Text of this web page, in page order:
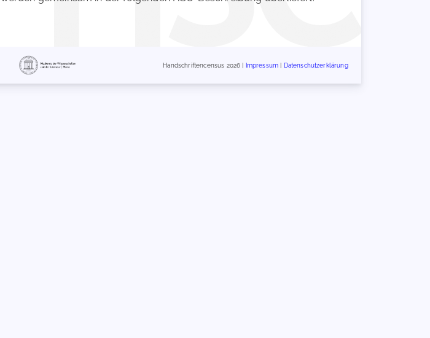
Handschriftencensus 2026 | Impressum Datenschutzerklärung